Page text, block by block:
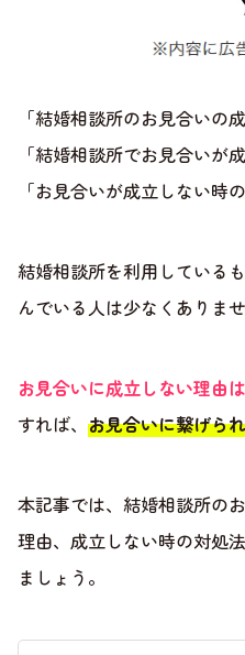
「結婚相談所のお見合いの
「結婚相談所でお見合いが
「お見合いが成立しない時
結婚相談所を利用している
んでいる人は少なくありませ
お見合いに成立しない理由
すれば、 お見合いに繋げら
本記事では、結婚相談所の
理由、成立しない時の対処
ましょう。